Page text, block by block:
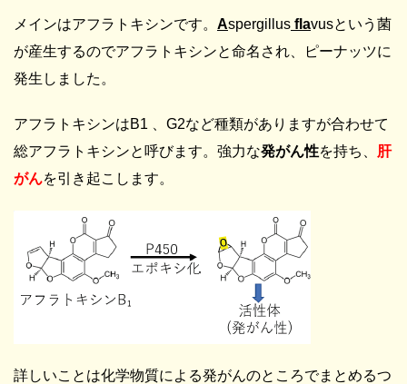
メインはアフラトキシンです。 Aspergillus flavusという菌
が産生するのでアフラトキシンと命名され、ピーナッツに
発生しました。
アフラトキシンはB1 、G2など種類がありますが合わせて
総アフラトキシンと呼びます。強力な発がん性を持ち、 肝
がんを引き起こします。
詳しいことは化学物質による発がんのところでまとめるつ